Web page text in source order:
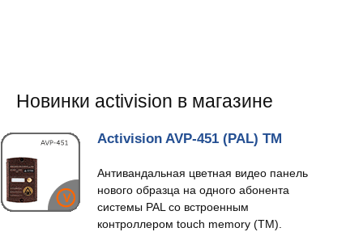
Новинки activision в магазине
Activision AVP-451 (PAL) TM
Антивандальная цветная видео панель
нового образца на одного абонента
системы PAL со встроенным
контроллером touch memory (TM).